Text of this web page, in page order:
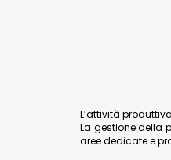
L’attività
La gestione della
aree dedicate e